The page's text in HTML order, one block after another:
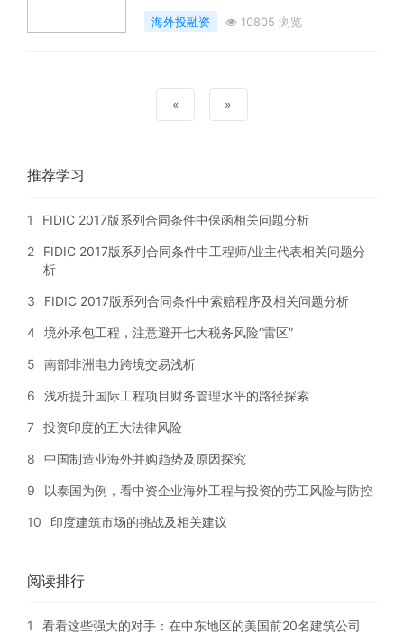
海外投融资 10805 浏览
« »
推荐学习
1 FIDIC 2017版系列合同条件中保函相关问题分析
2
FIDIC 2017版系列合同条件中工程师/业主代表相关问题分
析
3 FIDIC 2017版系列合同条件中索赔程序及相关问题分析
4 境外承包工程，注意避开七大税务风险“雷区”
5 南部非洲电力跨境交易浅析
6 浅析提升国际工程项目财务管理水平的路径探索
7 投资印度的五大法律风险
8 中国制造业海外并购趋势及原因探究
9 以泰国为例，看中资企业海外工程与投资的劳工风险与防控
10 印度建筑市场的挑战及相关建议
阅读排行
1 看看这些强大的对手：在中东地区的美国前20名建筑公司